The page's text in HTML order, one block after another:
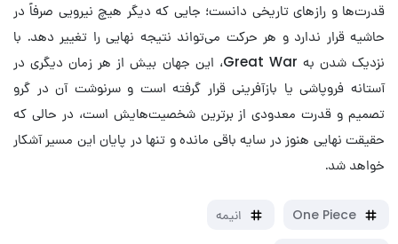
قدرت‌ها و رازهای تاریخی دانست؛ جایی که دیگر هیچ نیرویی صرفاً در
حاشیه قرار ندارد و هر حرکت می‌تواند نتیجه نهایی را تغییر دهد. با
نزدیک شدن به Great War، این جهان بیش از هر زمان دیگری در
آستانه فروپاشی یا بازآفرینی قرار گرفته است و سرنوشت آن در گرو
تصمیم و قدرت معدودی از برترین شخصیت‌هایش است، در حالی که
حقیقت نهایی هنوز در سایه باقی مانده و تنها در پایان این مسیر آشکار
خواهد شد.
One Piece انیمه